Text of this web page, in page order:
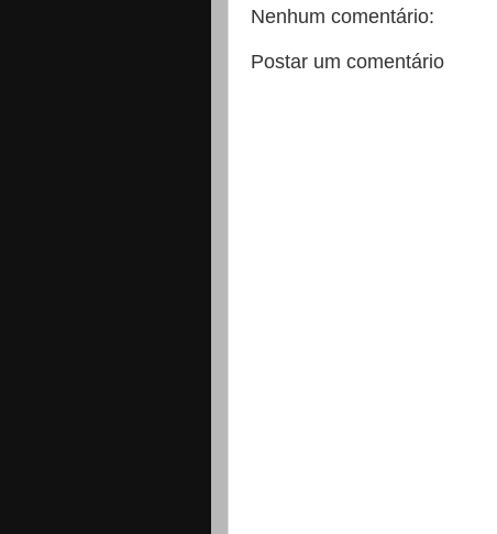
Nenhum comentário:
Postar um comentário